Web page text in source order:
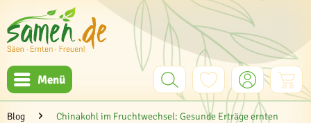
Menü
Blog Chinakohl im Fruchtwechsel: Gesunde Erträge ernten